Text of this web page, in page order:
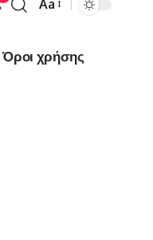
Font
Aa
Όροι χρήσης